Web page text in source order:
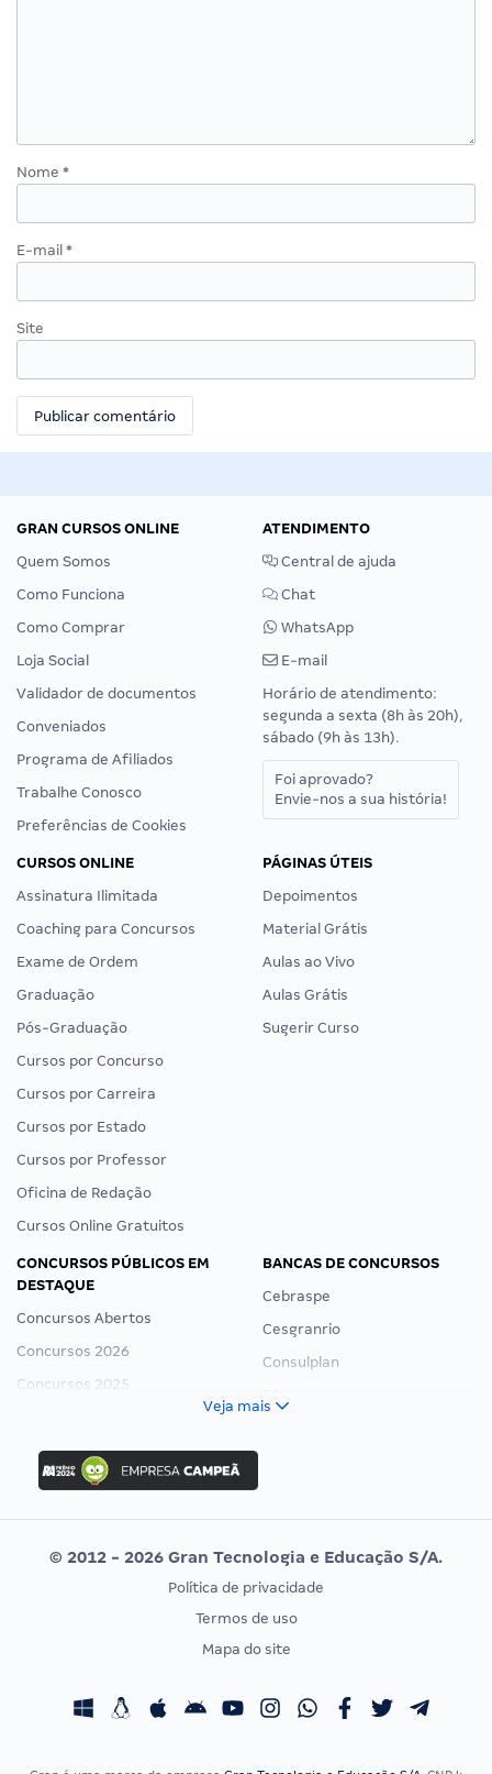
Nome *
E-mail *
Site
GRAN CURSOS ONLINE
Quem Somos
Como Funciona
Como Comprar
Loja Social
Validador de documentos
Conveniados
Programa de Afiliados
Trabalhe Conosco
Preferências de Cookies
ATENDIMENTO
Central de ajuda
Chat
WhatsApp
E-mail
Horário de atendimento:
segunda a sexta (8h às 20h),
sábado (9h às 13h).
Foi aprovado?
Envie-nos a sua história!
CURSOS ONLINE
Assinatura Ilimitada
Coaching para Concursos
Exame de Ordem
Graduação
Pós-Graduação
Cursos por Concurso
Cursos por Carreira
Cursos por Estado
Cursos por Professor
Oficina de Redação
Cursos Online Gratuitos
PÁGINAS ÚTEIS
Depoimentos
Material Grátis
Aulas ao Vivo
Aulas Grátis
Sugerir Curso
CONCURSOS PÚBLICOS EM
DESTAQUE
Concursos Abertos
Concursos 2026
Concursos 2025
Concurso Ibama
Concurso MPU
Editais publicados
BANCAS DE CONCURSOS
Cebraspe
Cesgranrio
Consulplan
Vunesp
CONCURSOS POR PROFISSÃO
Concursos Fiscais
EXAME DE ORDEM
Calendário OAB
Veja mais
© 2012 - 2026 Gran Tecnologia e Educação S/A.
Política de privacidade
Termos de uso
Mapa do site